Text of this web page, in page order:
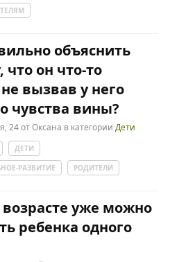
объяснить
что он что-то
вызвав у него
чувства вины?
24 отОксана в категории Дети
ДЕТИ
РАЗВИТИЕ
РОДИТЕЛИ
уже можно
ребенка одного